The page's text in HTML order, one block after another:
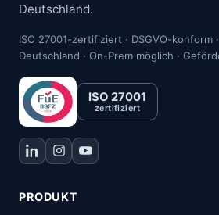
Deutschland.
ISO 27001-zertifiziert · DSGVO-konform
Deutschland · On-Prem möglich ·
ISO 27001
zertifiziert
PRODUKT